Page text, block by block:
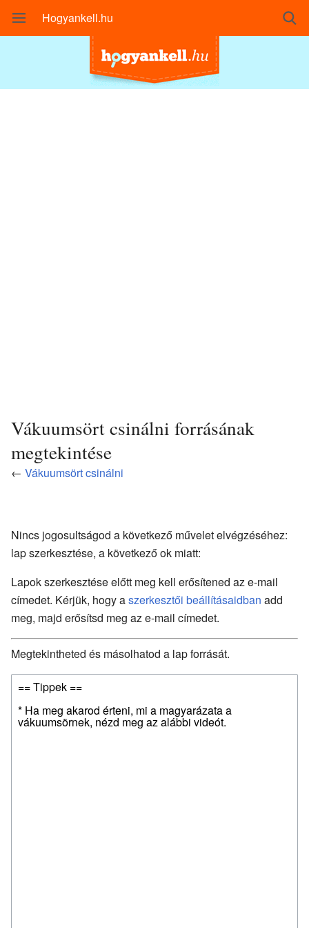
Hogyankell.hu
Vákuumsört csinálni forrásának
megtekintése
← Vákuumsört csinálni
Nincs jogosultságod a következő művelet elvégzéséhez:
lap szerkesztése, a következő ok miatt:
Lapok szerkesztése előtt meg kell erősítened az e-mail
címedet. Kérjük, hogy aszerkesztői beállításaidban add
meg, majd erősítsd meg az e-mail címedet.
Megtekintheted és másolhatod a lap forrását.